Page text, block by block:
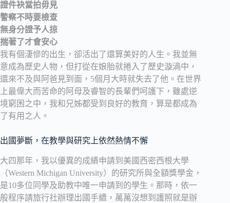
證件袂當拍毋見
警察不時要檢查
無身分證予人掠
揣著了才會安心
我有個淒慘的出生，卻活出了還算美好的人生。我並無
意成為歷史人物，但打從在娘胎就捲入了歷史漩渦中，
還來不及與阿爸見到面，5個月大時就失去了他。在世界
上最偉大而苦命的阿母及睿智的長輩們呵護下，雖處逆
境窮困之中，我和兄姊都受到良好的教育，算是都成為
了有用之人。
出國夢斷，在教學與研究上依然熱情不懈
大四那年，我以優異的成績申請到美國西密西根大學
（Western Michigan University）的研究所與全額獎學金，
是10多位同學及助教中唯一申請到的學生。那時，依一
般程序請旅行社辦理出國手續，萬萬沒想到護照就是辦